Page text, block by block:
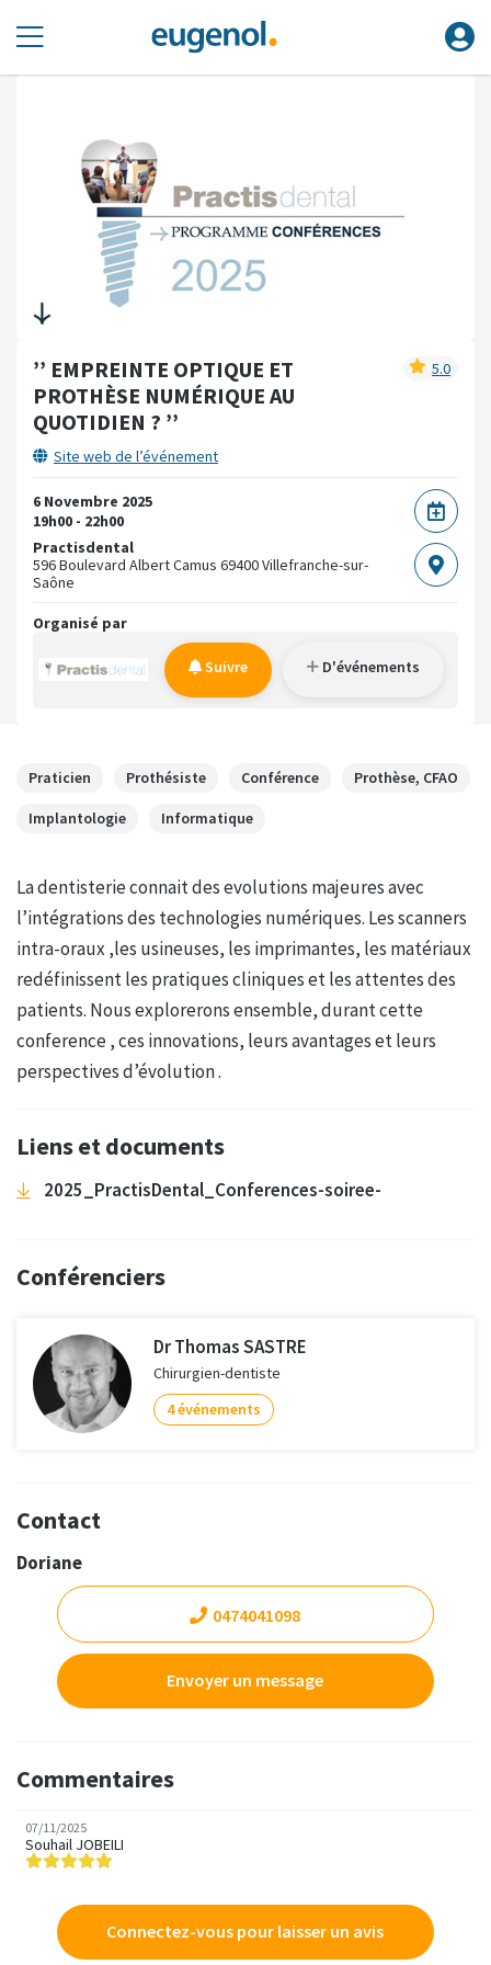
’’ EMPREINTE OPTIQUE ET
PROTHÈSE NUMÉRIQUE AU
QUOTIDIEN ? ’’
Site web de l’événement
5.0
6 Novembre 2025
19h00 - 22h00
Practisdental
596 Boulevard Albert Camus 69400 Villefranche-sur-
Saône
Organisé par
Suivre D'événements
Praticien Prothésiste Conférence Prothèse, CFAO
Implantologie Informatique
La dentisterie connait des evolutions majeures avec
l’intégrations des technologies numériques. Les scanners
intra-oraux ,les usineuses, les imprimantes, les matériaux
redéfinissent les pratiques cliniques et les attentes des
patients. Nous explorerons ensemble, durant cette
conference , ces innovations, leurs avantages et leurs
perspectives d’évolution .
Liens et documents
2025_PractisDental_Conferences-soiree-
Conférenciers
Dr Thomas SASTRE
Chirurgien-dentiste
4 événements
Contact
Doriane
0474041098
Envoyer un message
Commentaires
07/11/2025
Souhail JOBEILI
Connectez-vous pour laisser un avis